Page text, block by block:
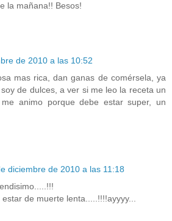
la mañana!! Besos!
de 2010 a las 10:52
mas rica, dan ganas de comérsela, ya
de dulces, a ver si me leo la receta un
animo porque debe estar super, un
diciembre de 2010 a las 11:18
de muerte lenta.....!!!!ayyyy...